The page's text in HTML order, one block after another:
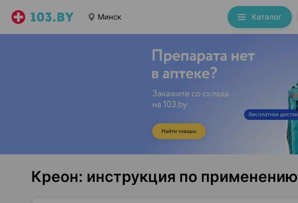
Минск Каталог
Креон: инструкция по применению